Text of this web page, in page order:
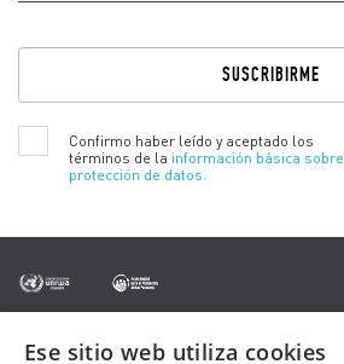
campo
vacío.
Confirmo haber leído y aceptado los
términos de la información básica sobre
protección de datos.
Ese sitio web utiliza cookies